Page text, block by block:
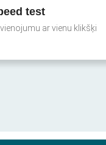
test
ar vienu klikšķi